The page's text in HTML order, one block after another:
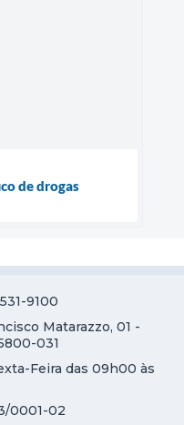
de drogas
9100
Matarazzo, 01 -
031
Feira das 09h00 às
0001-02